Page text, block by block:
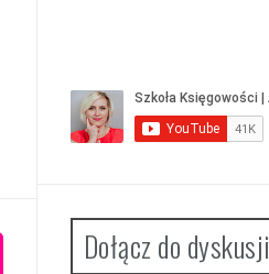
Dołącz do dyskusji